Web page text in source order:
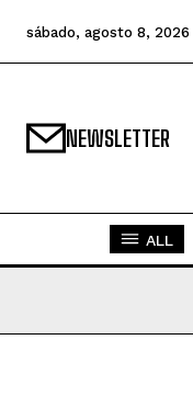
sábado, agosto 8, 2026
NEWSLETTER
ALL